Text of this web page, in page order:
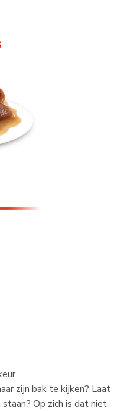
zijn bak te kijken? Laat
Op zich is dat niet